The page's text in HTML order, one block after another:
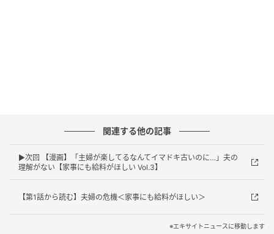
関連する他の記事
▶次回 【漫画】「主婦が楽してるなんてイマドキ古いのに…」夫の
理解がない【家事にも給料がほしい Vol.3】
【第1話から読む】夫婦の危機＜家事にも給料がほしい＞
※エキサイトニュースに移動します